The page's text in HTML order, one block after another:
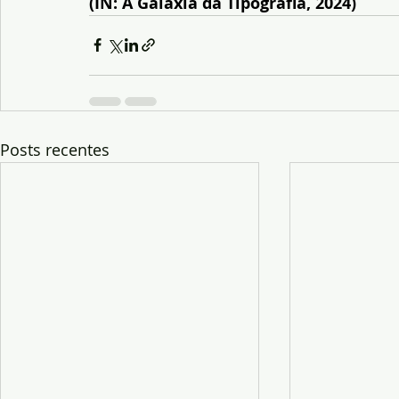
Posts recentes